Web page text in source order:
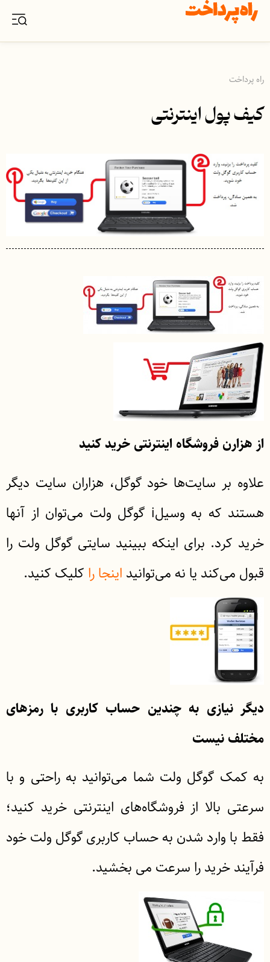
راه پرداخت
کیف پول اینترنتی
از هزارن فروشگاه اینترنتی خرید کنید
علاوه بر سایت‌ها خود گوگل، هزاران سایت دیگر
هستند که به وسیلi گوگل ولت می‌توان از آنها
خرید کرد. برای اینکه ببینید سایتی گوگل ولت را
قبول می‌کند یا نه می‌توانید اینجا را کلیک کنید.
دیگر نیازی به چندین حساب کاربری با رمزهای
مختلف نیست
به کمک گوگل ولت شما می‌توانید به راحتی و با
سرعتی بالا از فروشگاه‌های اینترنتی خرید کنید؛
فقط با وارد شدن به حساب کاربری گوگل ولت خود
فرآیند خرید را سرعت می بخشید.